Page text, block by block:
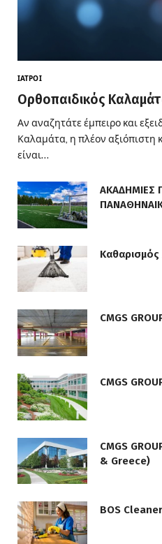
ΙΑΤΡΟΊ
Ορθοπαιδικός
Αν αναζητάτε έμπειρο και
Καλαμάτα, η πλέον αξιόπιστη
είναι…
ΑΚΑΔΗΜΙΕΣ
Καθαρισμός
CMGS
CMGS
CMGS
& Greece)
BOS